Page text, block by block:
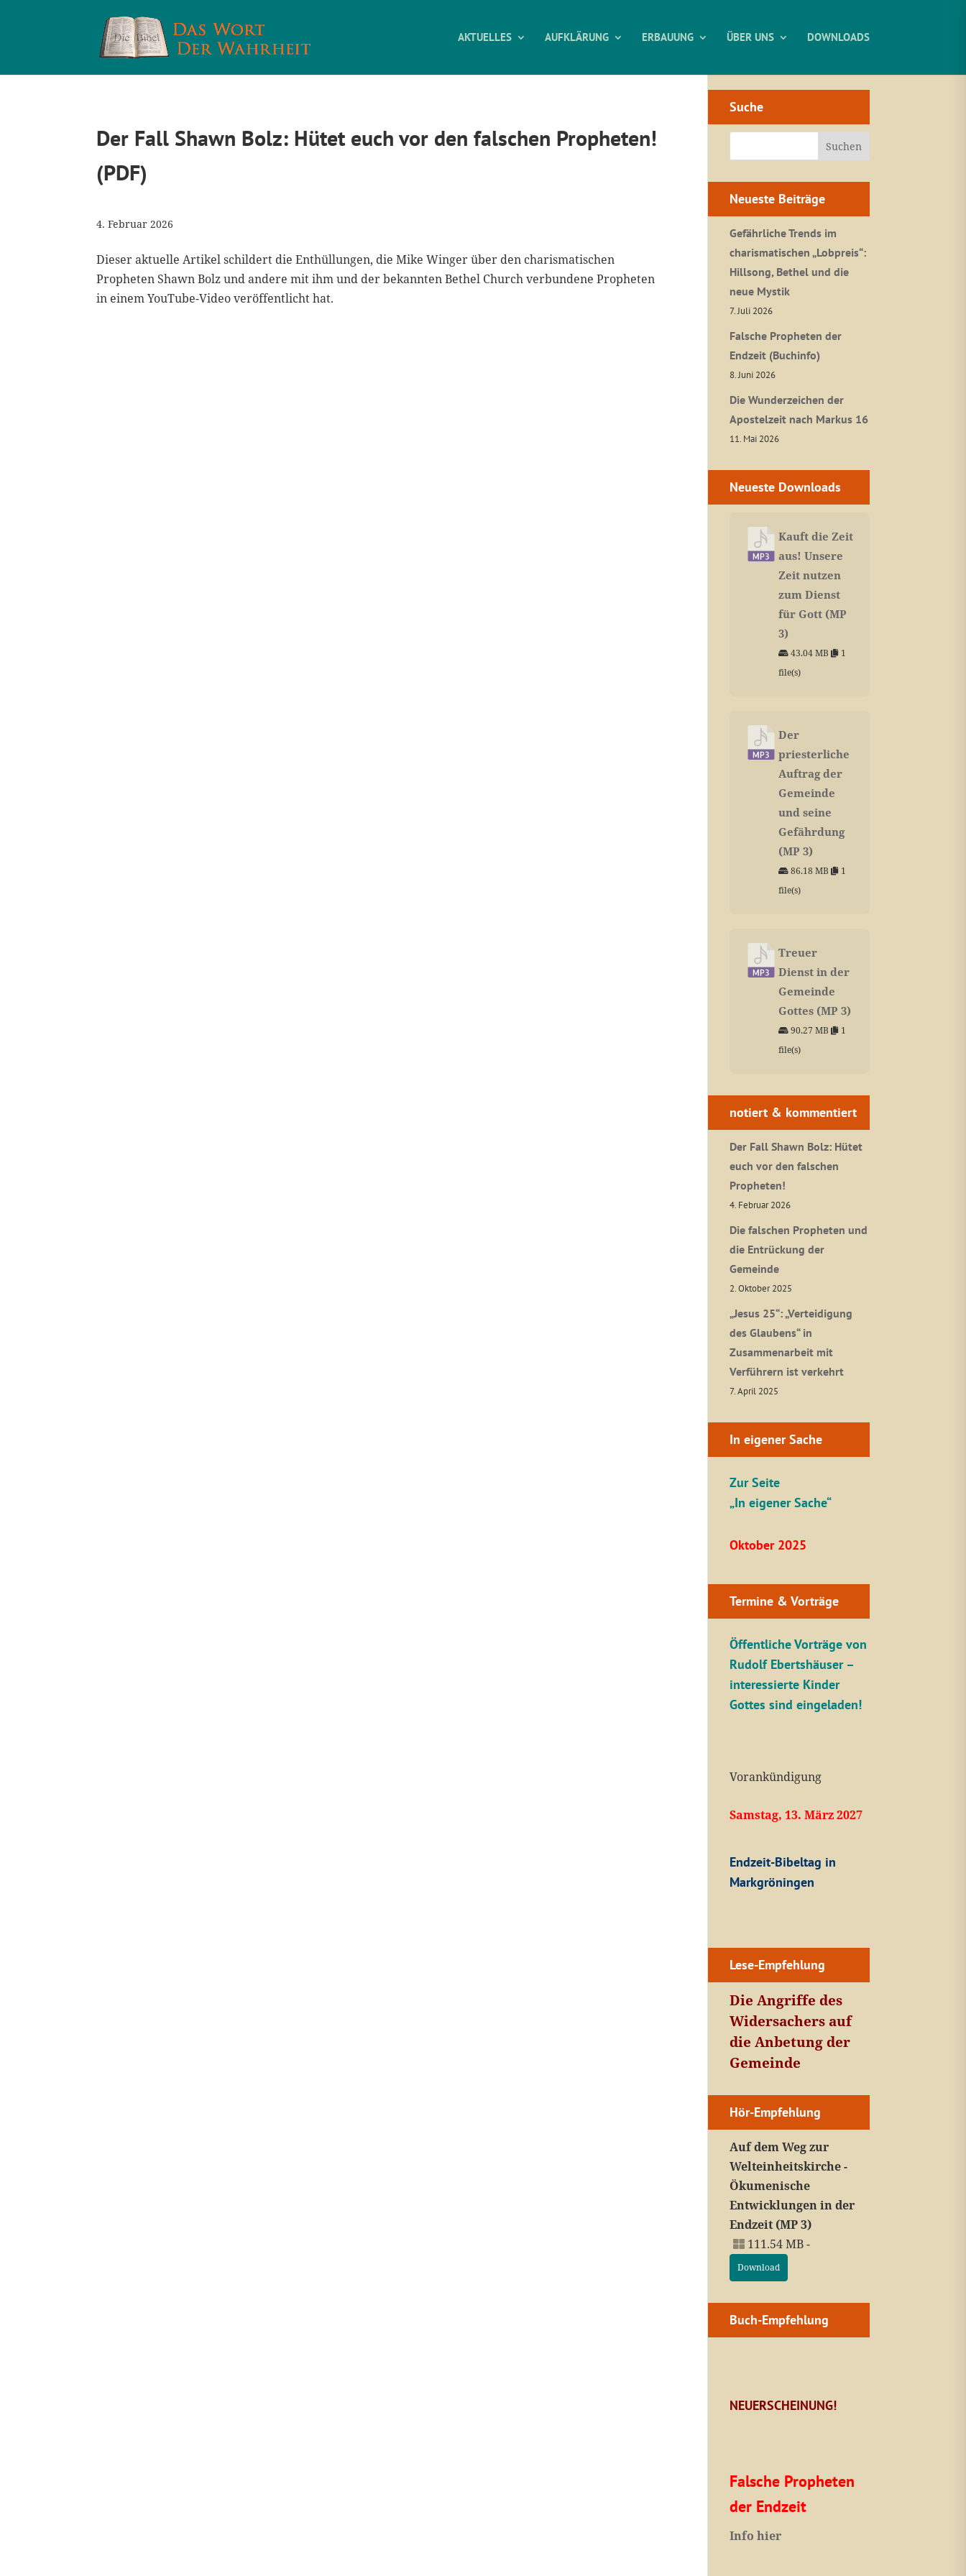
AKTUELLES AUFKLÄRUNG ERBAUUNG ÜBER UNS DOWNLOADS
Der Fall Shawn Bolz: Hütet euch vor den falschen Propheten!
(PDF)
4. Februar 2026
Dieser aktuelle Artikel schildert die Enthüllungen, die Mike Winger über den charismatischen
Propheten Shawn Bolz und andere mit ihm und der bekannten Bethel Church verbundene Propheten
in einem YouTube-Video veröffentlicht hat.
Suche
Neueste Beiträge
Gefährliche Trends im
charismatischen „Lobpreis“:
Hillsong, Bethel und die
neue Mystik
7. Juli 2026
Falsche Propheten der
Endzeit (Buchinfo)
8. Juni 2026
Die Wunderzeichen der
Apostelzeit nach Markus 16
11. Mai 2026
Neueste Downloads
Kauft die Zeit
aus! Unsere
Zeit nutzen
zum Dienst
für Gott (MP
3)
43.04 MB
1
file(s)
Der
priesterliche
Auftrag der
Gemeinde
und seine
Gefährdung
(MP 3)
86.18 MB
1
file(s)
Treuer
Dienst in der
Gemeinde
Gottes (MP 3)
90.27 MB
1
file(s)
notiert & kommentiert
Der Fall Shawn Bolz: Hütet
euch vor den falschen
Propheten!
4. Februar 2026
Die falschen Propheten und
die Entrückung der
Gemeinde
2. Oktober 2025
„Jesus 25“: „Verteidigung
des Glaubens“ in
Zusammenarbeit mit
Verführern ist verkehrt
7. April 2025
In eigener Sache
Zur Seite
„In eigener Sache“
Oktober 2025
Termine & Vorträge
Öffentliche Vorträge von
Rudolf Ebertshäuser –
interessierte Kinder
Gottes sind eingeladen!
Vorankündigung
Samstag, 13. März 2027
Endzeit-Bibeltag in
Markgröningen
Lese-Empfehlung
Die Angriffe des
Widersachers auf
die Anbetung der
Gemeinde
Hör-Empfehlung
Auf dem Weg zur
Welteinheitskirche -
Ökumenische
Entwicklungen in der
Endzeit (MP 3)
111.54 MB -
Download
Buch-Empfehlung
NEUERSCHEINUNG!
Falsche Propheten
der Endzeit
Info hier